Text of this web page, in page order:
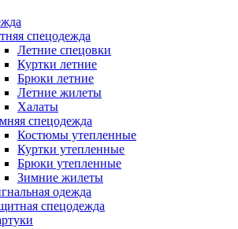
спецодежда
Летние спецовки
Куртки летние
Брюки летние
Летние жилеты
Халаты
спецодежда
Костюмы утепленные
Куртки утепленные
Брюки утепленные
Зимние жилеты
одежда
спецодежда